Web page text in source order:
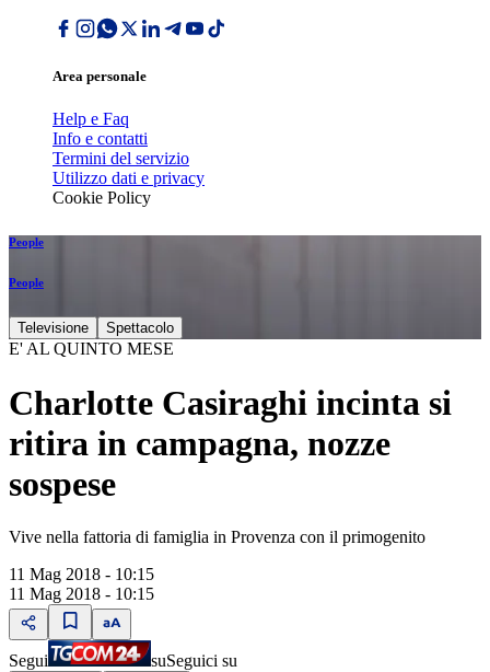
Area personale
Help e Faq
Info e contatti
Termini del servizio
Utilizzo dati e privacy
Cookie Policy
People
People
Televisione Spettacolo
E' AL QUINTO MESE
Charlotte Casiraghi incinta si
ritira in campagna, nozze
sospese
Vive nella fattoria di famiglia in Provenza con il primogenito
11 Mag 2018 - 10:15
11 Mag 2018 - 10:15
Segui suSeguici su